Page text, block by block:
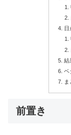
日
結
ベ
ま
前置き